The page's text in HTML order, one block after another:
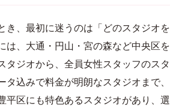
き、最初に迷うのは「どのスタジオを
は、大通・円山・宮の森など中央区を
タジオから、全員女性スタッフのスタ
込みで料金が明朗なスタジオまで、
平区にも特色あるスタジオがあり、選